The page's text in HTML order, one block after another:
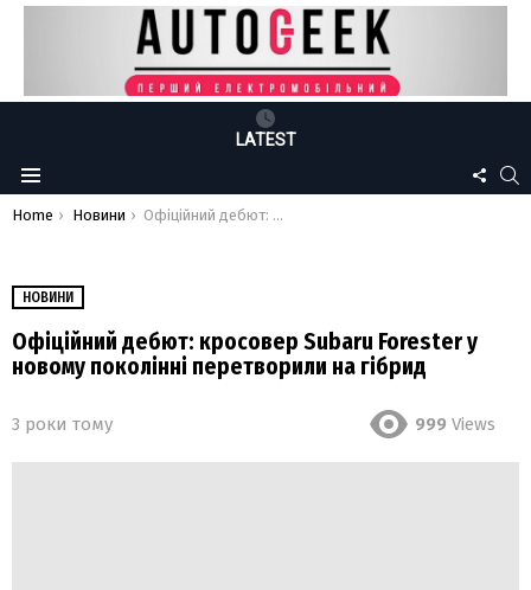
LATEST
Menu
US
You are here:
Home Новини Офіційний дебют: кросовер Subaru Forester у новому поколінні перетворили на гібрид
НОВИНИ
Офіційний дебют: кросовер Subaru Forester у
новому поколінні перетворили на гібрид
3 роки тому 999 Views